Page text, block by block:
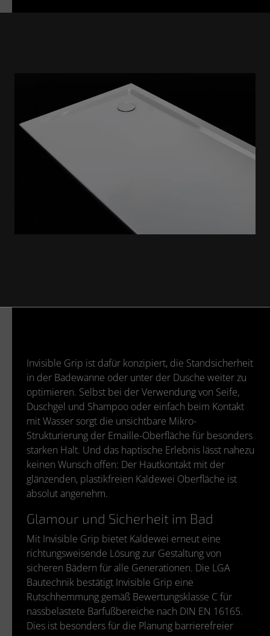
Invisible Grip ist dafür konzipiert, die Standsicherheit
in der Badewanne oder unter der Dusche weiter zu
optimieren. Selbst bei der Verwendung von Seife,
Duschgel und Shampoo oder einfach beim Kontakt
mit Wasser sorgt die unsichtbare Mikro-
Strukturierung der Emaille-Oberfläche für besonders
starken Halt. Und das haptische Erlebnis lässt nahezu
keinen Wunsch offen: Der Hautkontakt mit der
glänzenden, plastikfreien Kaldewei Oberfläche ist
absolut angenehm.
Glamour und Sicherheit im Bad
Mit Invisible Grip bietet Kaldewei erneut eine
richtungsweisende Lösung zur Gestaltung von
sicheren Bädern für alle Generationen. Die LGA
Bautechnik bestätigt Invisible Grip eine
Rutschhemmung gemäß Bewertungsklasse C für
nassbelastete Barfußbereiche nach DIN EN 16165.
Dies ist besonders für die Planung barrierefreier